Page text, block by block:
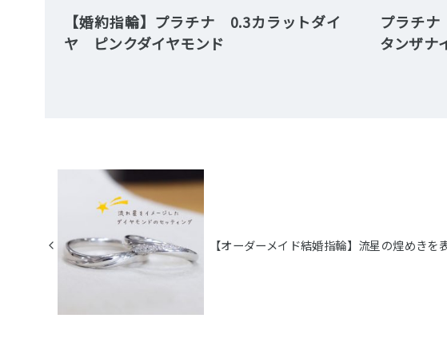
【婚約指輪】プラチナ 0.3カラットダイ
ヤ ピンクダイヤモンド
プラチ
タンザナ
【オーダーメイド結婚指輪】流星の煌めきを